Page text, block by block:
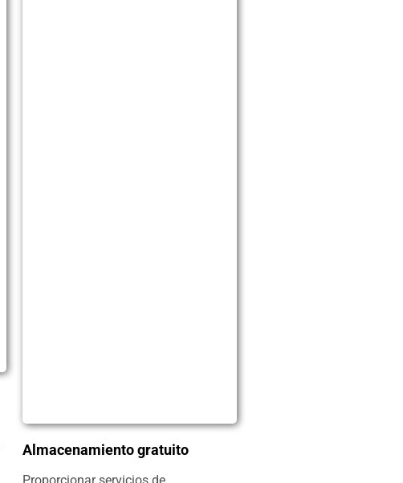
Almacenamiento gratuito